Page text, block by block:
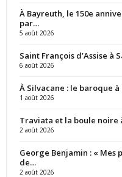
À Bayreuth, le 150e
par…
5 août 2026
Saint François d’Assise
6 août 2026
À Silvacane : le baroque à
1 août 2026
Traviata et la boule noire
2 août 2026
George Benjamin : «
de…
2 août 2026